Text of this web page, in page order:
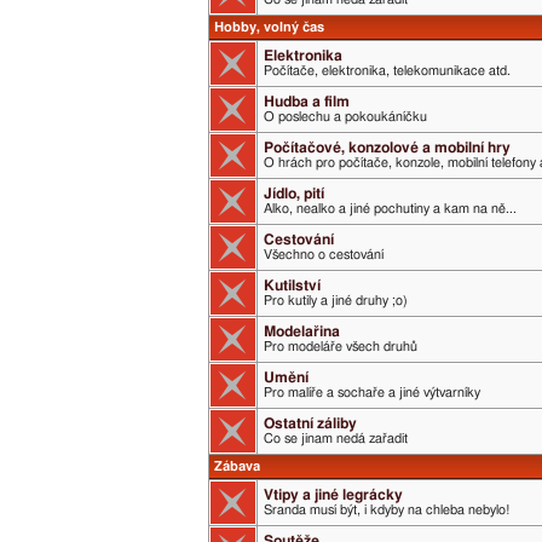
Hobby, volný čas
Elektronika
Počítače, elektronika, telekomunikace atd.
Hudba a film
O poslechu a pokoukáníčku
Počítačové, konzolové a mobilní hry
O hrách pro počítače, konzole, mobilní telefony
Jídlo, pití
Alko, nealko a jiné pochutiny a kam na ně...
Cestování
Všechno o cestování
Kutilství
Pro kutily a jiné druhy ;o)
Modelařina
Pro modeláře všech druhů
Umění
Pro malíře a sochaře a jiné výtvarníky
Ostatní záliby
Co se jinam nedá zařadit
Zábava
Vtipy a jiné legrácky
Sranda musí být, i kdyby na chleba nebylo!